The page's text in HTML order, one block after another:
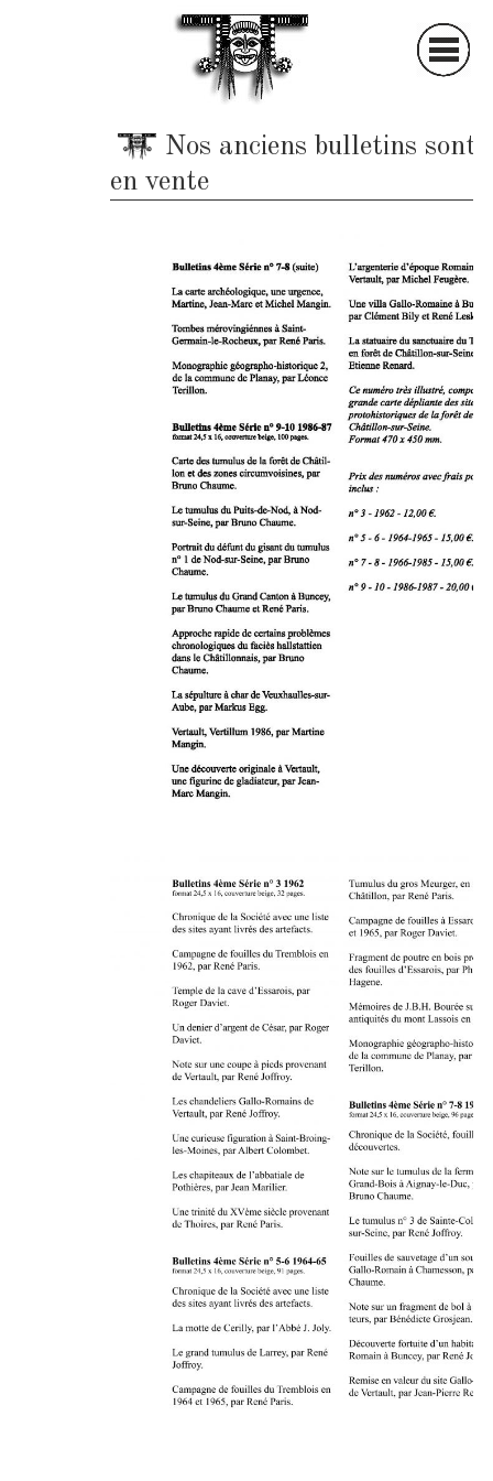
ociétéArchéologique et
istorique duChâtillonnais
Nos anciens bulletins sont
en vente